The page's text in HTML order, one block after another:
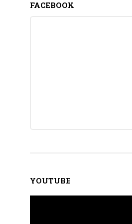
FACEBOOK
YOUTUBE